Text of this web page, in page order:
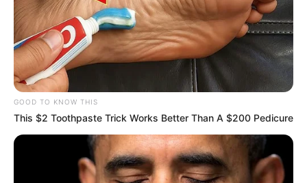
GOOD TO KNOW THIS
This $2 Toothpaste Trick Works Better Than A $200 Pedicure